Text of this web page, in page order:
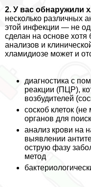
2. У вас обнаружили
несколько различных
этой инфекции — не
сделан на основе
анализов и
xлaмидиозе может и
диагностика с
реакции (ПЦР),
возбудителей
соскоб клеток
органов для
анализ крови на
выявлении
острую фазу
метод